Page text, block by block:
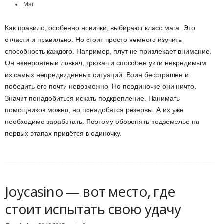
Маг.
Как правило, особенно новички, выбирают класс мага. Это
отчасти и правильно. Но стоит просто немного изучить
способность каждого. Например, плут не привлекает внимание.
Он невероятный ловкач, трюкач и способен уйти невредимым
из самых непредвиденных ситуаций. Воин бесстрашен и
победить его почти невозможно. Но поодиночке они ничто.
Значит понадобиться искать подкрепление. Нанимать
помощников можно, но понадобятся резервы. А их уже
необходимо заработать. Поэтому оборонять подземелье на
первых этапах придётся в одиночку.
Joycasino — вот место, где
стоит испытать свою удачу